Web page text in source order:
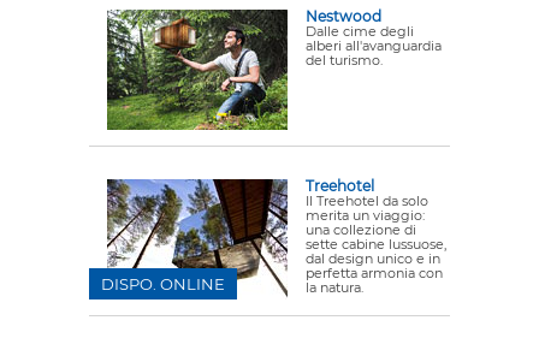
Nestwood
Dalle cime degli
alberi all'avanguardia
del turismo.
Treehotel
Il Treehotel da solo
merita un viaggio:
una collezione di
sette cabine lussuose,
dal design unico e in
perfetta armonia con
la natura.
DISPO. ONLINE